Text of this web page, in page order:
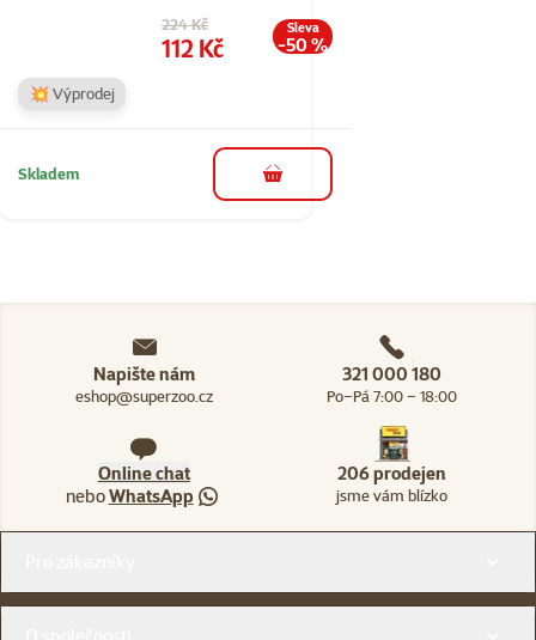
Původní cena
224 Kč
Cena
112 Kč
Sleva
-50 %
💥 Výprodej
Skladem do košíku
Napište nám
eshop@superzoo.cz
321 000 180
Po–Pá 7:00 – 18:00
Online chat
neboWhatsApp
206 prodejen
jsme vám blízko